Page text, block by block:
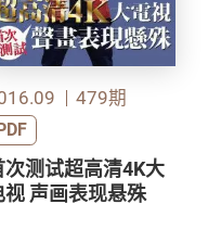
479期
次测试超高清4K大
电视 声画表现悬殊